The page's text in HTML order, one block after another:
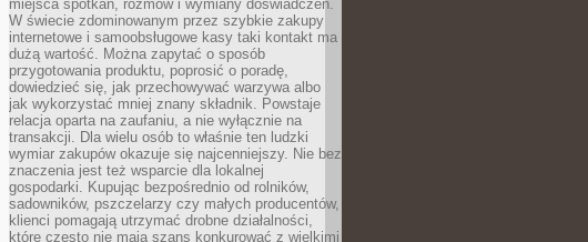
miejsca spotkań, rozmów i wymiany doświadczeń.
W świecie zdominowanym przez szybkie zakupy
internetowe i samoobsługowe kasy taki kontakt ma
dużą wartość. Można zapytać o sposób
przygotowania produktu, poprosić o poradę,
dowiedzieć się, jak przechowywać warzywa albo
jak wykorzystać mniej znany składnik. Powstaje
relacja oparta na zaufaniu, a nie wyłącznie na
transakcji. Dla wielu osób to właśnie ten ludzki
wymiar zakupów okazuje się najcenniejszy. Nie bez
znaczenia jest też wsparcie dla lokalnej
gospodarki. Kupując bezpośrednio od rolników,
sadowników, pszczelarzy czy małych producentów,
klienci pomagają utrzymać drobne działalności,
które często nie mają szans konkurować z wielkimi